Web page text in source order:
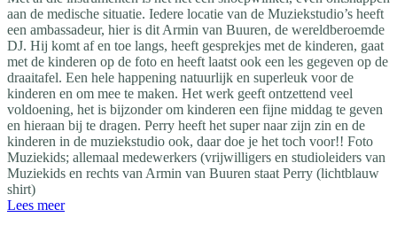
aan de medische situatie. Iedere locatie van de Muziekstudio’s heeft
een ambassadeur, hier is dit Armin van Buuren, de wereldberoemde
DJ. Hij komt af en toe langs, heeft gesprekjes met de kinderen, gaat
met de kinderen op de foto en heeft laatst ook een les gegeven op de
draaitafel. Een hele happening natuurlijk en superleuk voor de
kinderen en om mee te maken. Het werk geeft ontzettend veel
voldoening, het is bijzonder om kinderen een fijne middag te geven
en hieraan bij te dragen. Perry heeft het super naar zijn zin en de
kinderen in de muziekstudio ook, daar doe je het toch voor!! Foto
Muziekids; allemaal medewerkers (vrijwilligers en studioleiders van
Muziekids en rechts van Armin van Buuren staat Perry (lichtblauw
shirt)
Lees meer